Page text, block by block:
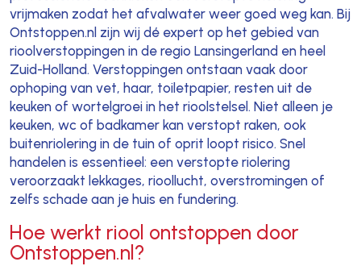
vrijmaken zodat het afvalwater weer goed weg kan. Bij
Ontstoppen.nl zijn wij dé expert op het gebied van
rioolverstoppingen in de regio Lansingerland en heel
Zuid-Holland. Verstoppingen ontstaan vaak door
ophoping van vet, haar, toiletpapier, resten uit de
keuken of wortelgroei in het rioolstelsel. Niet alleen je
keuken, wc of badkamer kan verstopt raken, ook
buitenriolering in de tuin of oprit loopt risico. Snel
handelen is essentieel: een verstopte riolering
veroorzaakt lekkages, rioollucht, overstromingen of
zelfs schade aan je huis en fundering.
Hoe werkt riool ontstoppen door
Ontstoppen.nl?